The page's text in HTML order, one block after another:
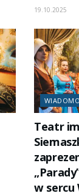
19.10.2025
Teatr
w sercu